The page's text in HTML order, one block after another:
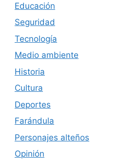
Educación
Seguridad
Tecnología
Medio ambiente
Historia
Cultura
Deportes
Farándula
Personajes alteños
Opinión